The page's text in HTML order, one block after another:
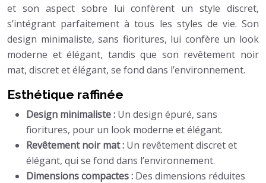
et son aspect sobre lui confèrent un style discret,
s’intégrant parfaitement à tous les styles de vie. Son
design minimaliste, sans fioritures, lui confère un look
moderne et élégant, tandis que son revêtement noir
mat, discret et élégant, se fond dans l’environnement.
Esthétique raffinée
Design minimaliste : Un design épuré, sans
fioritures, pour un look moderne et élégant.
Revêtement noir mat : Un revêtement discret et
élégant, qui se fond dans l’environnement.
Dimensions compactes : Des dimensions réduites